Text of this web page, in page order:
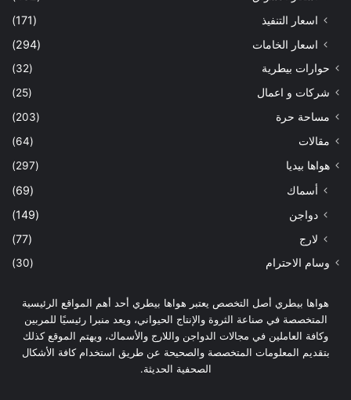
اسعار التنفيذ
(171)
اسعار الخامات
(294)
حوارات بيطرية
(32)
شركات و اعمال
(25)
مساحة حرة
(203)
مقالات
(64)
هواها بيديا
(297)
أسماك
(69)
دواجن
(149)
لارج
(77)
وسام الاحترام (30)
هواها بيطري أصل التخصص يعتبر هواها بيطري أحد أهم المواقع الرئيسية
المتخصصة في صناعة الثروة والإنتاج الحيواني، ويعد منبرا رئيسيًا للمربين
وكافة العاملين في مجالات الدواجن واللارج والأسماك، ويهتم الموقع كذلك
بتقديم المعلومات المتخصصة والصحيحة عن طريق استخدام كافة الأشكال
الصحفية الحديثة.